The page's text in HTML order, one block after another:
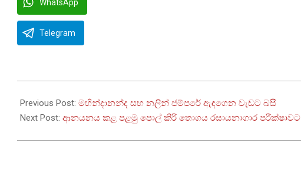
WhatsApp
Telegram
05-
30
Previous Post: මහින්දානන්ද සහ නලින් ජම්පරේ ඇඳගෙන වැඩට බසී
Next Post: ආනයනය කළ පළමු පොල් කිරි තොගය රසායනාගාර පරීක්ෂාවට